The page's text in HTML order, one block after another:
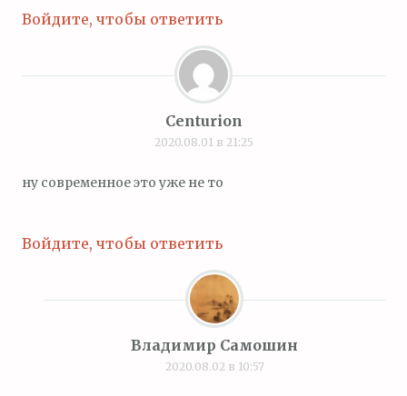
Войдите, чтобы ответить
Centurion
2020.08.01 в 21:25
ну современное это уже не то
Войдите, чтобы ответить
Владимир Самошин
2020.08.02 в 10:57